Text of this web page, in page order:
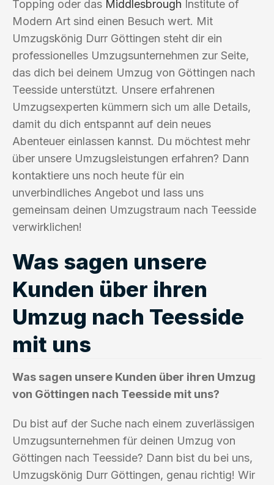
Topping oder das Middlesbrough Institute of
Modern Art sind einen Besuch wert. Mit
Umzugskönig Durr Göttingen steht dir ein
professionelles Umzugsunternehmen zur Seite,
das dich bei deinem Umzug von Göttingen nach
Teesside unterstützt. Unsere erfahrenen
Umzugsexperten kümmern sich um alle Details,
damit du dich entspannt auf dein neues
Abenteuer einlassen kannst. Du möchtest mehr
über unsere Umzugsleistungen erfahren? Dann
kontaktiere uns noch heute für ein
unverbindliches Angebot und lass uns
gemeinsam deinen Umzugstraum nach Teesside
verwirklichen!
Was sagen unsere
Kunden über ihren
Umzug nach Teesside
mit uns
Was sagen unsere Kunden über ihren Umzug
von Göttingen nach Teesside mit uns?
Du bist auf der Suche nach einem zuverlässigen
Umzugsunternehmen für deinen Umzug von
Göttingen nach Teesside? Dann bist du bei uns,
Umzugskönig Durr Göttingen, genau richtig! Wir